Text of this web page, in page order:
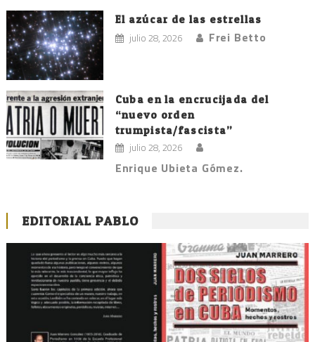
El azúcar de las estrellas
julio 28, 2026 Frei Betto
Cuba en la encrucijada del
“nuevo orden
trumpista/fascista”
julio 28, 2026
Enrique Ubieta Gómez.
EDITORIAL PABLO